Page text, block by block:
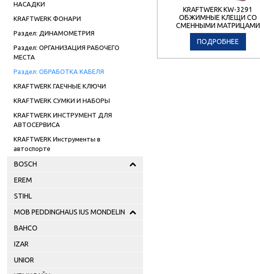
НАСАДКИ
KRAFTWERK ФОНАРИ
Раздел: ДИНАМОМЕТРИЯ
Раздел: ОРГАНИЗАЦИЯ РАБОЧЕГО
МЕСТА
Раздел: ОБРАБОТКА КАБЕЛЯ
KRAFTWERK ГАЕЧНЫЕ КЛЮЧИ
KRAFTWERK СУМКИ И НАБОРЫ
KRAFTWERK ИНСТРУМЕНТ ДЛЯ
АВТОСЕРВИСА
KRAFTWERK Инструменты в
автоспорте
BOSCH
EREM
STIHL
MOB PEDDINGHAUS IUS MONDELIN
BAHCO
IZAR
UNIOR
KRAFTWERK KW-3291
ОБЖИМНЫЕ КЛЕЩИ СО
СМЕННЫМИ МАТРИЦАМИ
ПОДРОБНЕЕ